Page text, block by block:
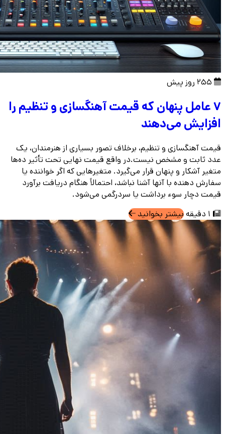
۷ عامل پنهان که قیمت آهنگسازی و تنظیم را
افزایش می‌دهند
قیمت آهنگسازی و تنظیم، برخلاف تصور بسیاری از هنرمندان، یک
عدد ثابت و مشخص نیست.در واقع قیمت نهایی تحت تأثیر ده‌ها
متغیر آشکار و پنهان قرار می‌گیرد. متغیرهایی که اگر خواننده یا
سفارش‌ دهنده با آنها آشنا نباشد، احتمالاً هنگام دریافت برآورد
قیمت دچار سوء برداشت یا سردرگمی می‌شود.
بیشتر بخوانید